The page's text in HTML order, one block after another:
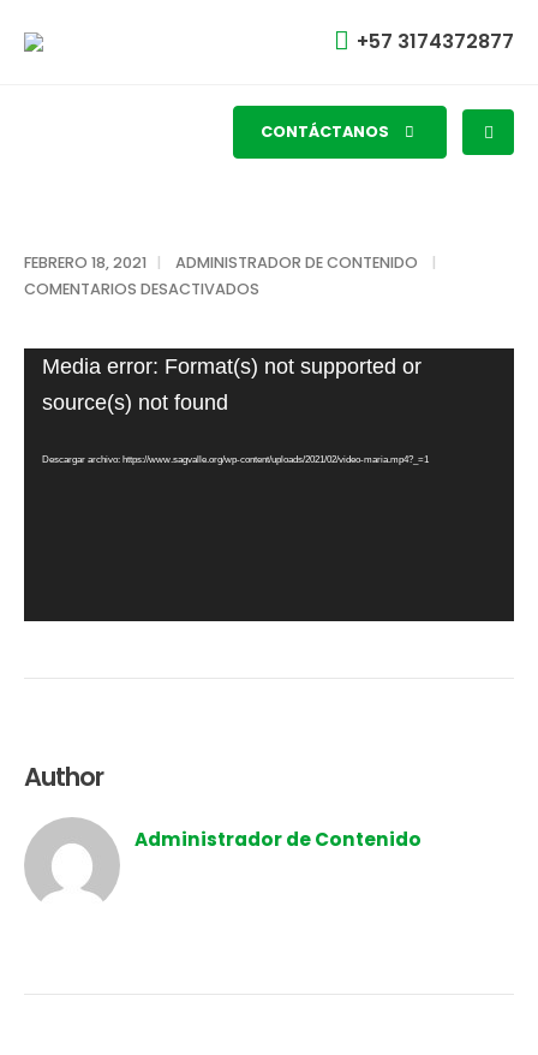
+57 3174372877
CONTÁCTANOS
FEBRERO 18, 2021
ADMINISTRADOR DE CONTENIDO
COMENTARIOS DESACTIVADOS
Reproductor
Media error: Format(s) not supported or
source(s) not found
Descargar archivo: https://www.sagvalle.org/wp-content/uploads/2021/02/video-maria.mp4?_=1
Author
Administrador de Contenido